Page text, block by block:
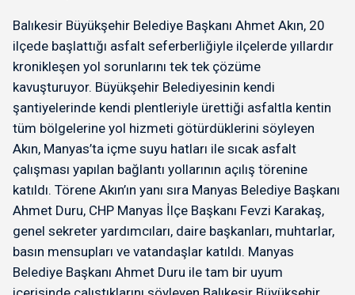
Balıkesir Büyükşehir Belediye Başkanı Ahmet Akın, 20
ilçede başlattığı asfalt seferberliğiyle ilçelerde yıllardır
kronikleşen yol sorunlarını tek tek çözüme
kavuşturuyor. Büyükşehir Belediyesinin kendi
şantiyelerinde kendi plentleriyle ürettiği asfaltla kentin
tüm bölgelerine yol hizmeti götürdüklerini söyleyen
Akın, Manyas’ta içme suyu hatları ile sıcak asfalt
çalışması yapılan bağlantı yollarının açılış törenine
katıldı. Törene Akın’ın yanı sıra Manyas Belediye Başkanı
Ahmet Duru, CHP Manyas İlçe Başkanı Fevzi Karakaş,
genel sekreter yardımcıları, daire başkanları, muhtarlar,
basın mensupları ve vatandaşlar katıldı. Manyas
Belediye Başkanı Ahmet Duru ile tam bir uyum